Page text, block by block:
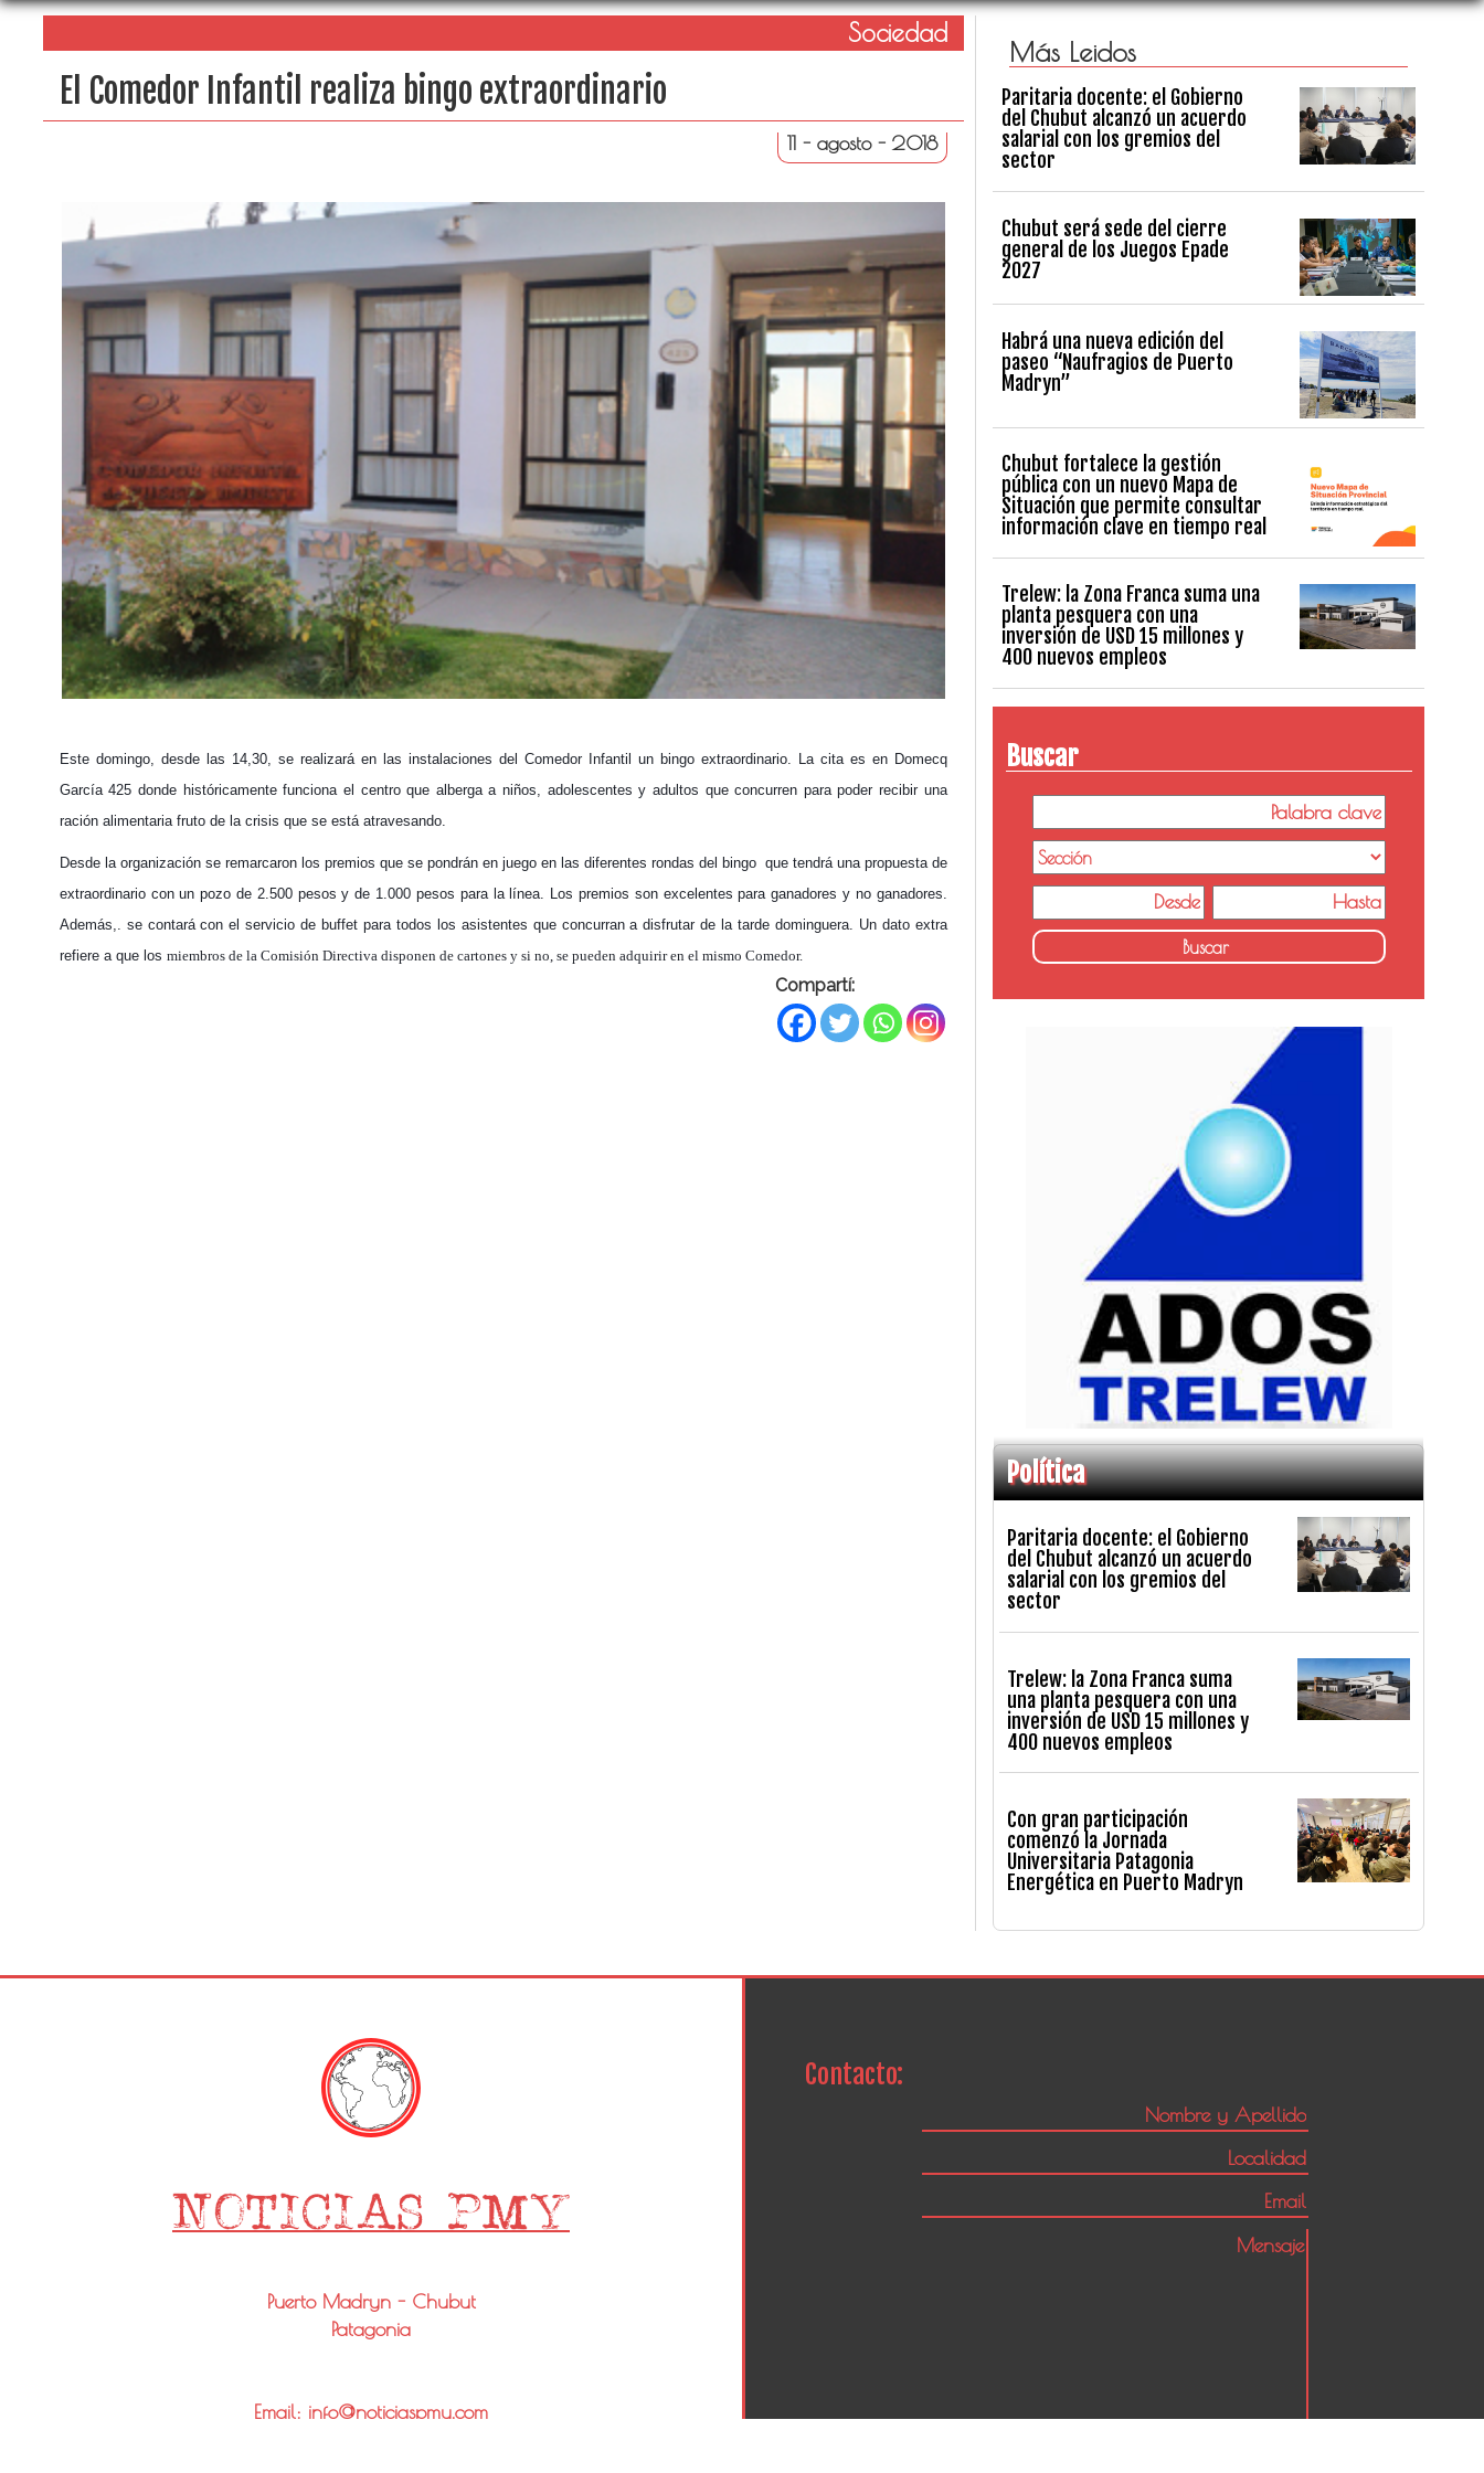
Sociedad
El Comedor Infantil realiza bingo extraordinario
11 - agosto - 2018
Este domingo, desde las 14,30, se realizará en las instalaciones del Comedor Infantil un bingo extraordinario. La cita es en Domecq
García 425 donde históricamente funciona el centro que alberga a niños, adolescentes y adultos que concurren para poder recibir una
ración alimentaria fruto de la crisis que se está atravesando.
Desde la organización se remarcaron los premios que se pondrán en juego en las diferentes rondas del bingo que tendrá una propuesta de
extraordinario con un pozo de 2.500 pesos y de 1.000 pesos para la línea. Los premios son excelentes para ganadores y no ganadores.
Además,. se contará con el servicio de buffet para todos los asistentes que concurran a disfrutar de la tarde dominguera. Un dato extra
refiere a que los miembros de la Comisión Directiva disponen de cartones y si no, se pueden adquirir en el mismo Comedor.
Compartí:
Más Leidos
Paritaria docente: el Gobierno
del Chubut alcanzó un acuerdo
salarial con los gremios del
sector
Chubut será sede del cierre
general de los Juegos Epade
2027
Habrá una nueva edición del
paseo “Naufragios de Puerto
Madryn”
Chubut fortalece la gestión
pública con un nuevo Mapa de
Situación que permite consultar
información clave en tiempo real
Trelew: la Zona Franca suma una
planta pesquera con una
inversión de USD 15 millones y
400 nuevos empleos
Buscar
Política
Paritaria docente: el Gobierno
del Chubut alcanzó un acuerdo
salarial con los gremios del
sector
Trelew: la Zona Franca suma
una planta pesquera con una
inversión de USD 15 millones y
400 nuevos empleos
Con gran participación
comenzó la Jornada
Universitaria Patagonia
Energética en Puerto Madryn
Puerto Madryn - Chubut
Patagonia
Email: info@noticiaspmy.com
Contacto: